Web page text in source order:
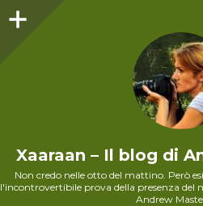
Xaaraan – Il blog di
Non credo nelle otto del mattino. Però
l'incontrovertibile prova della presenza del
Andrew